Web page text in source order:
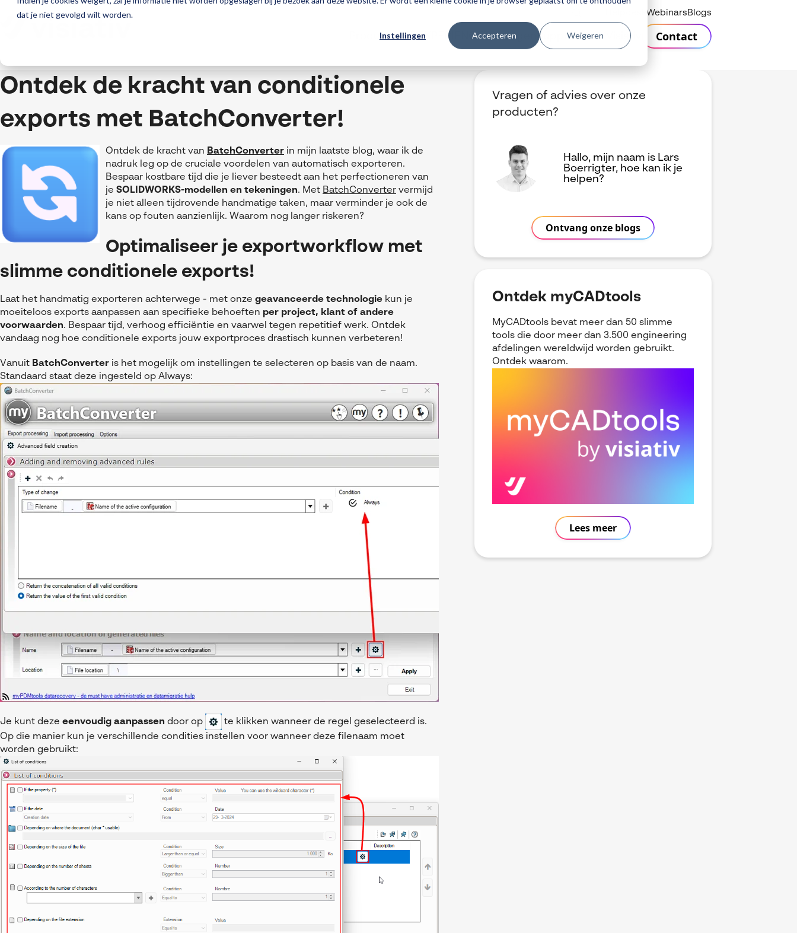
dat je niet gevolgd wilt worden.
Instellingen Accepteren Weigeren
Webinars Blogs
Producten3DEXPERIENCETrainingen SupportOver Visiativ Contact
Ontdek de kracht van conditionele
exports met BatchConverter!
Ontdek de kracht van BatchConverter in mijn laatste blog, waar ik de
nadruk leg op de cruciale voordelen van automatisch exporteren.
Bespaar kostbare tijd die je liever besteedt aan het perfectioneren van
je SOLIDWORKS-modellen en tekeningen. Met BatchConverter vermijd
je niet alleen tijdrovende handmatige taken, maar verminder je ook de
kans op fouten aanzienlijk. Waarom nog langer riskeren?
Optimaliseer je exportworkflow met
slimme conditionele exports!
Laat het handmatig exporteren achterwege - met onze geavanceerde technologie kun je
moeiteloos exports aanpassen aan specifieke behoeften per project, klant of andere
voorwaarden. Bespaar tijd, verhoog efficiëntie en vaarwel tegen repetitief werk. Ontdek
vandaag nog hoe conditionele exports jouw exportproces drastisch kunnen verbeteren!
Vanuit BatchConverter is het mogelijk om instellingen te selecteren op basis van de naam.
Standaard staat deze ingesteld op Always:
Je kunt deze eenvoudig aanpassen door op
te klikken wanneer de regel geselecteerd is.
Op die manier kun je verschillende condities instellen voor wanneer deze filenaam moet
worden gebruikt:
Vragen of advies over onze
producten?
Hallo, mijn naam is Lars
Boerrigter, hoe kan ik je
helpen?
Ontvang onze blogs
Ontdek myCADtools
MyCADtools bevat meer dan 50 slimme
tools die door meer dan 3.500 engineering
afdelingen wereldwijd worden gebruikt.
Ontdek waarom.
Lees meer